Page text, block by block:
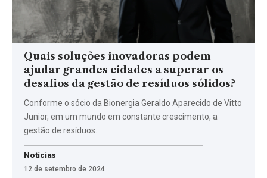
Quais soluções inovadoras podem
ajudar grandes cidades a superar os
desafios da gestão de resíduos sólidos?
Conforme o sócio da Bionergia Geraldo Aparecido de Vitto
Junior, em um mundo em constante crescimento, a
gestão de resíduos…
Notícias
12 de setembro de 2024